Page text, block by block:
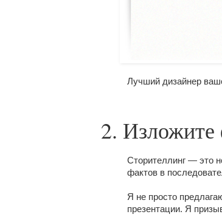
Лучший дизайнер
2. Изложите
Сторителлинг — это
фактов в
Я не просто
презентации. Я